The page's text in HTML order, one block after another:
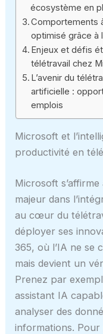
écosystème en
Comportements
optimisé grâce à
Enjeux et défis
télétravail chez
L’avenir du
artificielle :
emplois
Microsoft et
productivité en
Microsoft
majeur dans
au cœur du
déployer ses
365, où l’IA ne se
mais devient un
Prenez par
assistant IA
analyser des
informations. Pour